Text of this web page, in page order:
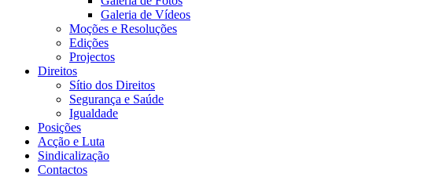
Galeria de Vídeos
Moções e Resoluções
Edições
Projectos
Direitos
Sítio dos Direitos
Segurança e Saúde
Igualdade
Posições
Acção e Luta
Sindicalização
Contactos